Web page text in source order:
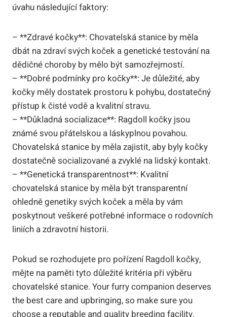
úvahu následující faktory:
– **Zdravé kočky**: Chovatelská stanice by měla
dbát⁣ na zdraví svých ‌koček a‌ genetické testování ⁤na
⁢dědičné‌ choroby by mělo ⁣být samozřejmostí.
– **Dobré ⁣podmínky pro kočky**: Je důležité, aby
kočky měly ​dostatek ⁤prostoru ⁣k pohybu,​ dostatečný
přístup k čisté vodě a kvalitní ‌stravu.
– **Důkladná socializace**: Ragdoll kočky jsou‌
známé svou ⁤přátelskou‍ a láskyplnou⁢ povahou.⁣
Chovatelská stanice by měla zajistit, aby byly ​kočky‍
dostatečně ⁢socializované ⁣a zvyklé na lidský kontakt.
– **Genetická transparentnost**: Kvalitní
chovatelská stanice by měla být transparentní
ohledně genetiky svých koček a ​měla by vám
poskytnout‍ veškeré potřebné informace o rodovních
liniích a ‌zdravotní historii.
Pokud se ​rozhodujete pro pořízení Ragdoll kočky,⁣
mějte na paměti tyto důležité kritéria při výběru
chovatelské stanice. Your furry companion deserves
the best care‍ and⁢ upbringing, ‌so make sure you
⁤choose a reputable and ⁣quality breeding facility.